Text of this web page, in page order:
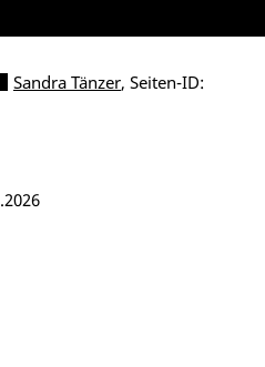
Sandra Tänzer, Seiten-ID: